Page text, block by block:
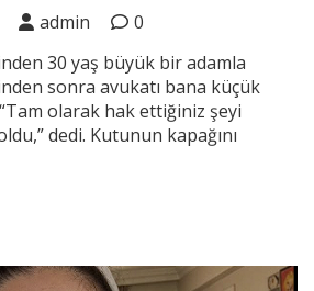
admin
0
30 yaş büyük bir adamla
sonra avukatı bana küçük
olarak hak ettiğiniz şeyi
dedi. Kutunun kapağını